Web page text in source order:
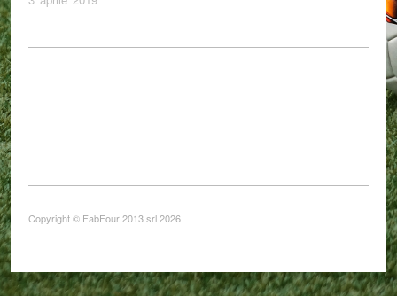
Copyright © FabFour 2013 srl 2026